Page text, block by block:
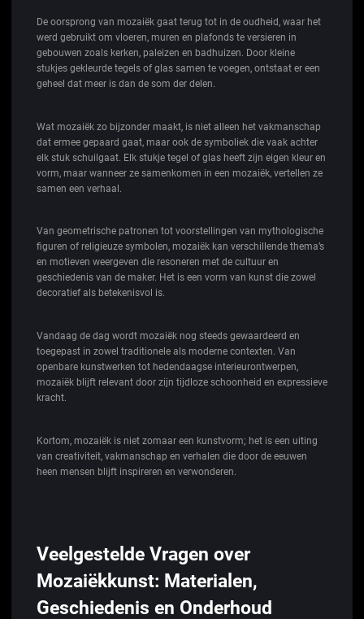
De oorsprong van mozaiëk gaat terug tot in de oudheid, waar het
werd gebruikt om vloeren, muren en plafonds te versieren in
gebouwen zoals kerken, paleizen en badhuizen. Door kleine
stukjes gekleurde tegels of glas samen te voegen, ontstaat er een
geheel dat meer is dan de som der delen.
Wat mozaiëk zo bijzonder maakt, is niet alleen het vakmanschap
dat ermee gepaard gaat, maar ook de symboliek die vaak achter
elk stuk schuilgaat. Elk stukje tegel of glas heeft zijn eigen kleur en
vorm, maar wanneer ze samenkomen in een mozaiëk, vertellen ze
samen een verhaal.
Van geometrische patronen tot voorstellingen van mythologische
figuren of religieuze symbolen, mozaiëk kan verschillende thema’s
en motieven weergeven die resoneren met de cultuur en
geschiedenis van de maker. Het is een vorm van kunst die zowel
decoratief als betekenisvol is.
Vandaag de dag wordt mozaiëk nog steeds gewaardeerd en
toegepast in zowel traditionele als moderne contexten. Van
openbare kunstwerken tot hedendaagse interieurontwerpen,
mozaiëk blijft relevant door zijn tijdloze schoonheid en expressieve
kracht.
Kortom, mozaiëk is niet zomaar een kunstvorm; het is een uiting
van creativiteit, vakmanschap en verhalen die door de eeuwen
heen mensen blijft inspireren en verwonderen.
Veelgestelde Vragen over
Mozaiëkkunst: Materialen,
Geschiedenis en Onderhoud